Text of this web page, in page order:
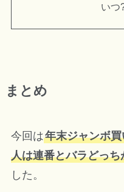
いつ
まとめ
今回は年末ジャンボ
人は連番とバラどっち
した。